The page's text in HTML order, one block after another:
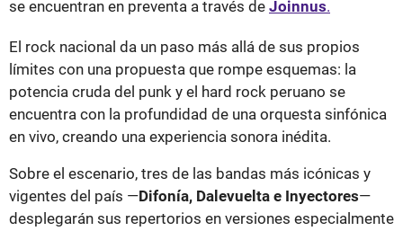
se encuentran en preventa a través de Joinnus.
El rock nacional da un paso más allá de sus propios
límites con una propuesta que rompe esquemas: la
potencia cruda del punk y el hard rock peruano se
encuentra con la profundidad de una orquesta sinfónica
en vivo, creando una experiencia sonora inédita.
Sobre el escenario, tres de las bandas más icónicas y
vigentes del país —Difonía, Dalevuelta e Inyectores—
desplegarán sus repertorios en versiones especialmente